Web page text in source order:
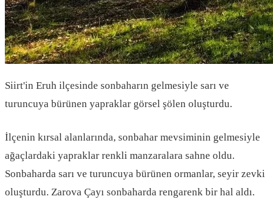
Siirt'in Eruh ilçesinde sonbaharın gelmesiyle sarı ve
turuncuya bürünen yapraklar görsel şölen oluşturdu.
İlçenin kırsal alanlarında, sonbahar mevsiminin gelmesiyle
ağaçlardaki yapraklar renkli manzaralara sahne oldu.
Sonbaharda sarı ve turuncuya bürünen ormanlar, seyir zevki
oluşturdu. Zarova Çayı sonbaharda rengarenk bir hal aldı.